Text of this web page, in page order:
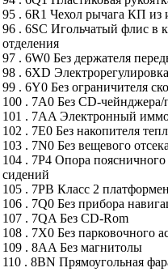
95 . 6R1 Чехол рычага КП из
96 . 6SC Игольчатый флис в
отделения
97 . 6W0 Без держателя
98 . 6XD
99 . 6Y0 Без ограничителя
100 . 7A0 Без CD-чейнджера/
101 . 7AA Электронный
102 . 7E0 Без накопителя
103 . 7N0 Без вещевого
104 . 7P4 Опора
сидений
105 . 7PB Класс 2
106 . 7Q0 Без прибора
107 . 7QA Без CD-Rom
108 . 7X0 Без парковочного
109 . 8AA Без магнитолы
110 . 8BN Прямоугольная